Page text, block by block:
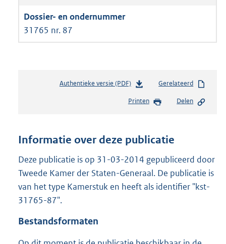
31765 nr. 87
Authentieke versie (PDF)b
s
n
s
r
o
:
Gerelateerd
Printen Delen
Informatie over deze publicatie
Deze publicatie is op 31-03-2014 gepubliceerd door
Tweede Kamer der Staten-Generaal. De publicatie is
van het type Kamerstuk en heeft als identifier "kst-
31765-87".
Bestandsformaten